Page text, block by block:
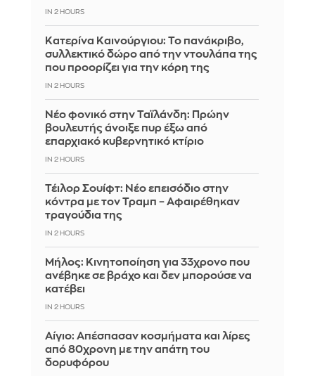
IN 2 HOURS
Κατερίνα Καινούργιου: Το πανάκριβο,
συλλεκτικό δώρο από την ντουλάπα της
που προορίζει για την κόρη της
IN 2 HOURS
Νέο φονικό στην Ταϊλάνδη: Πρώην
βουλευτής άνοιξε πυρ έξω από
επαρχιακό κυβερνητικό κτίριο
IN 2 HOURS
Τέιλορ Σουίφτ: Νέο επεισόδιο στην
κόντρα με τον Τραμπ – Αφαιρέθηκαν
τραγούδια της
IN 2 HOURS
Μήλος: Κινητοποίηση για 33χρονο που
ανέβηκε σε βράχο και δεν μπορούσε να
κατέβει
IN 2 HOURS
Αίγιο: Απέσπασαν κοσμήματα και λίρες
από 80χρονη με την απάτη του
δορυφόρου